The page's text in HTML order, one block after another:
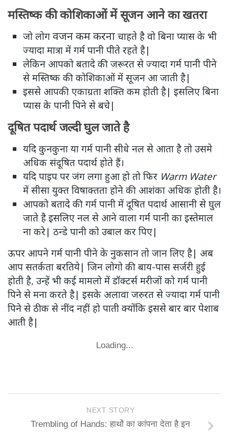
मस्तिष्क की कोशिकाओं में सूजन आने का खतरा
जो लोग वजन कम करना चाहते है वो बिना प्यास के भी
ज्यादा मात्रा में गर्म पानी पीते रहते है|
लेकिन आपको बतादे की जरूरत से ज्यादा गर्म पानी पीने
से मस्तिष्क की कोशिकाओं में सूजन आ जाती है|
इससे आपकी एकाग्रता शक्ति कम होती है| इसलिए बिना
प्यास के पानी पिने से बचे|
दूषित पदार्थ जल्दी घुल जाते है
यदि कुनकुना या गर्म पानी सीधे नल से आता है तो उसमे
अधिक संदूषित पदार्थ होते हैं।
यदि पाइप पर जंग लगा हुआ हो तो फिर Warm Water
में सीसा युक्त विषाक्तता होने की आशंका अधिक होती है।
आपको बतादे की गर्म पानी में दूषित पदार्थ आसानी से घुल
जाते है इसलिए नल से आने वाला गर्म पानी का इस्तेमाल
ना करे| ठन्डे पानी को उबाल कर पिए|
ऊपर आपने गर्म पानी पीने के नुकसान तो जान लिए है| अब
आप सतर्कता बरतिये| जिन लोगो की बाय-पास सर्जरी हुई
होती है, उन्हें भी कई मामलो में डॉक्टर्स मरीजों को गर्म पानी
पिने से मना करते है| इसके अलावा जरुरत से ज्यादा गर्म पानी
पिने से ठीक से नींद नहीं हो पाती क्योंकि इससे बार बार पेशाब
आती है|
Loading...
NEXT STORY
Trembling of Hands: हाथों का कांपना देता है इन